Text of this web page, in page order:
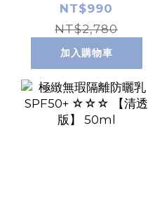
NT$990
NT$2,780
加入購物車